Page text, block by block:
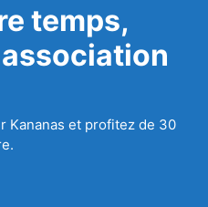
temps,
Kananas et profitez de 30